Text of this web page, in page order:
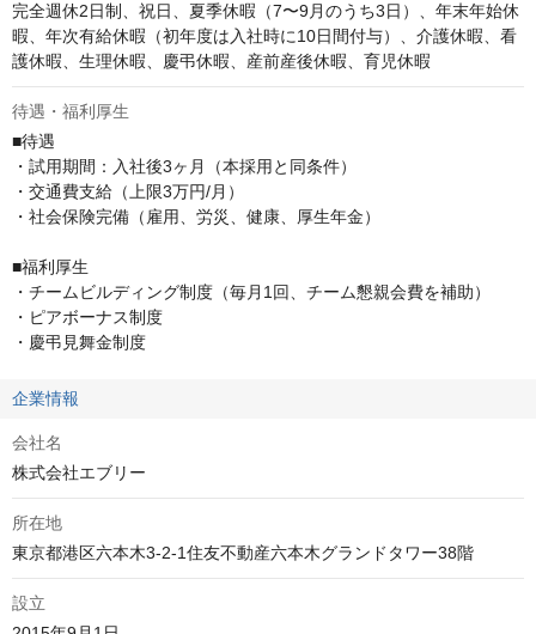
完全週休2日制、祝日、夏季休暇（7〜9月のうち3日）、年末年始休
暇、年次有給休暇（初年度は入社時に10日間付与）、介護休暇、看
護休暇、生理休暇、慶弔休暇、産前産後休暇、育児休暇
待遇・福利厚生
■待遇
・試用期間：入社後3ヶ月（本採用と同条件）
・交通費支給（上限3万円/月）
・社会保険完備（雇用、労災、健康、厚生年金）
■福利厚生
・チームビルディング制度（毎月1回、チーム懇親会費を補助）
・ピアボーナス制度
・慶弔見舞金制度
企業情報
会社名
株式会社エブリー
所在地
東京都港区六本木3-2-1住友不動産六本木グランドタワー38階
設立